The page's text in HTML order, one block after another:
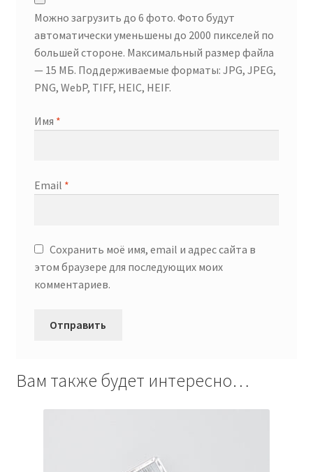
Можно загрузить до 6 фото. Фото будут
автоматически уменьшены до 2000 пикселей по
большей стороне. Максимальный размер файла
— 15 МБ. Поддерживаемые форматы: JPG, JPEG,
PNG, WebP, TIFF, HEIC, HEIF.
Имя *
Email *
Сохранить моё имя, email и адрес сайта в
этом браузере для последующих моих
комментариев.
Вам также будет интересно…